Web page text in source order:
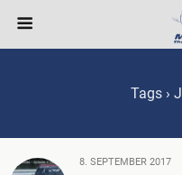
Tags ›
8. SEPTEMBER 2017